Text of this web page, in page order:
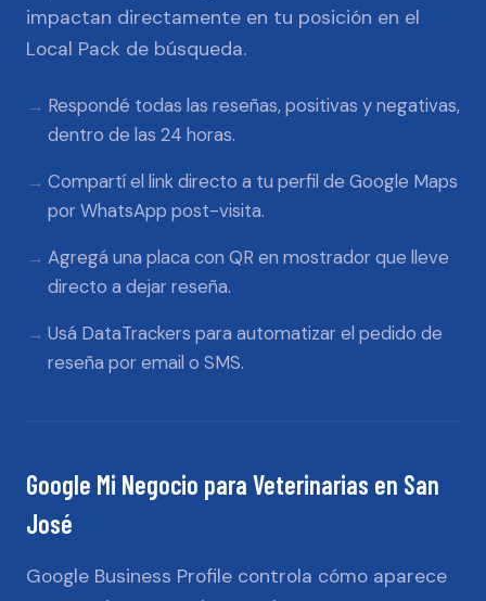
impactan directamente en tu posición en el
Local Pack de búsqueda.
Respondé todas las reseñas, positivas y negativas,
dentro de las 24 horas.
Compartí el link directo a tu perfil de Google Maps
por WhatsApp post-visita.
Agregá una placa con QR en mostrador que lleve
directo a dejar reseña.
Usá DataTrackers para automatizar el pedido de
reseña por email o SMS.
Google Mi Negocio para Veterinarias en San
José
Google Business Profile controla cómo aparece